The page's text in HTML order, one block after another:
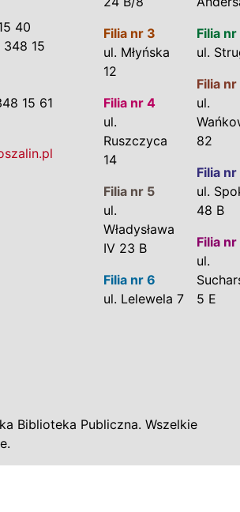
40
15
15 61
Filia nr 3
ul. Młyńska
12
Filia nr 4
ul.
Ruszczyca
14
Filia nr 5
ul.
Władysława
IV 23 B
Filia nr 6
ul. Lelewela 7
Filia
ul.
Filia nr
ul.
82
Filia nr
ul.
48 B
Filia nr
ul.
5 E
Biblioteka Publiczna. Wszelkie